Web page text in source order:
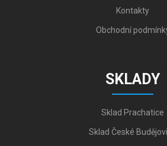
Kontakty
Obchodní
SKLADY
Sklad Prachatice
Sklad České